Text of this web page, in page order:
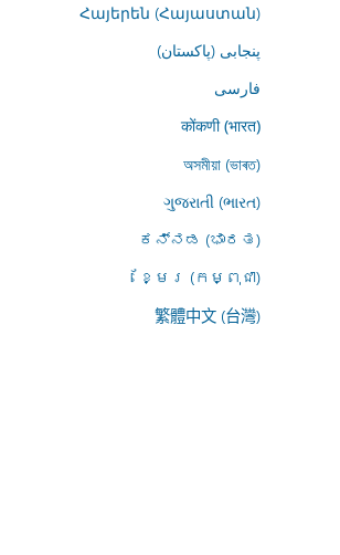
Հայերեն (Հայաստան)
پنجابی (پاکستان)
فارسى
कोंकणी (भारत)
অসমীয়া (ভাৰত)
ગુજરાતી (ભારત)
ಕನ್ನಡ (ಭಾರತ)
ខ្មែរ (កម្ពុជា)
繁體中文 (台灣)